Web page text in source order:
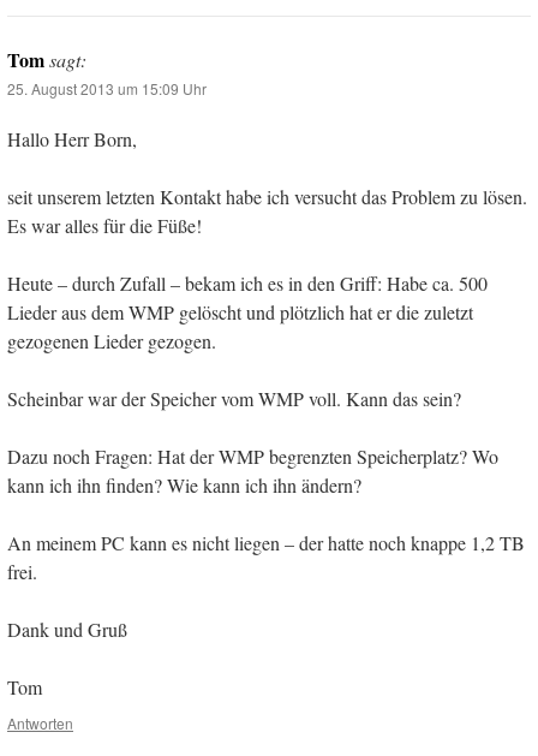
Tomsagt:
25. August 2013 um 15:09 Uhr
Hallo Herr Born,
seit unserem letzten Kontakt habe ich versucht das Problem zu lösen.
Es war alles für die Füße!
Heute – durch Zufall – bekam ich es in den Griff: Habe ca. 500
Lieder aus dem WMP gelöscht und plötzlich hat er die zuletzt
gezogenen Lieder gezogen.
Scheinbar war der Speicher vom WMP voll. Kann das sein?
Dazu noch Fragen: Hat der WMP begrenzten Speicherplatz? Wo
kann ich ihn finden? Wie kann ich ihn ändern?
An meinem PC kann es nicht liegen – der hatte noch knappe 1,2 TB
frei.
Dank und Gruß
Tom
Antworten